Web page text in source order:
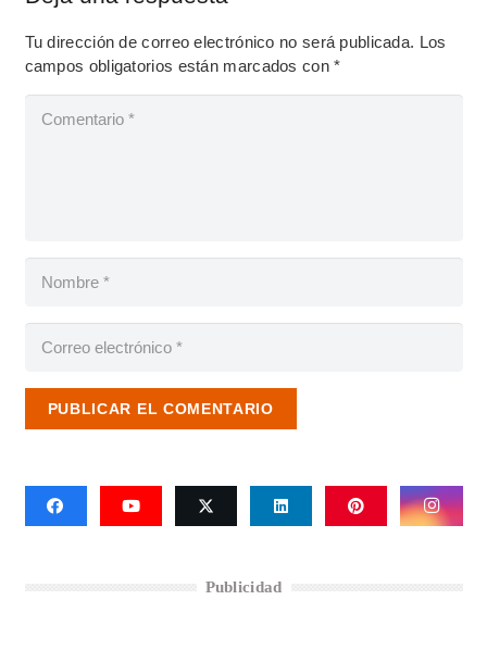
Tu dirección de correo electrónico no será publicada. Los
campos obligatorios están marcados con*
PUBLICAR EL COMENTARIO
Publicidad